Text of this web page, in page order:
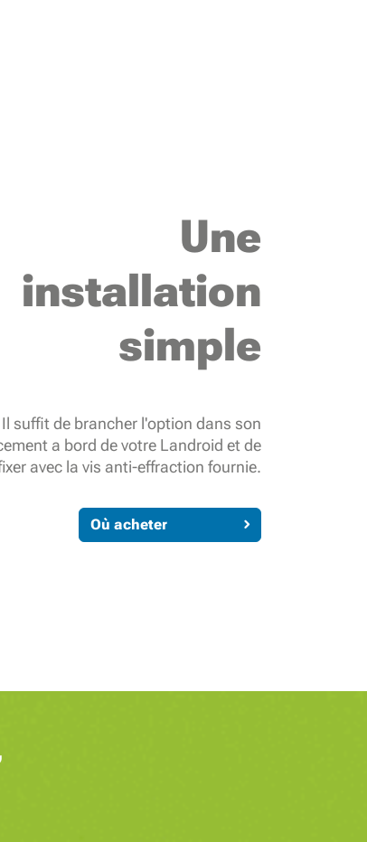
Une
installation
simple
Il suffit de brancher l'option dans son
a bord de votre Landroid et de
avec la vis anti-effraction fournie.
Où acheter